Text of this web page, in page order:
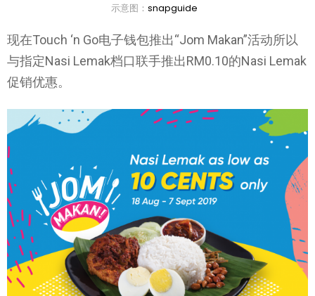
示意图： snapguide
现在Touch ‘n Go电子钱包推出“Jom Makan”活动所以
与指定Nasi Lemak档口联手推出RM0.10的Nasi Lemak
促销优惠。